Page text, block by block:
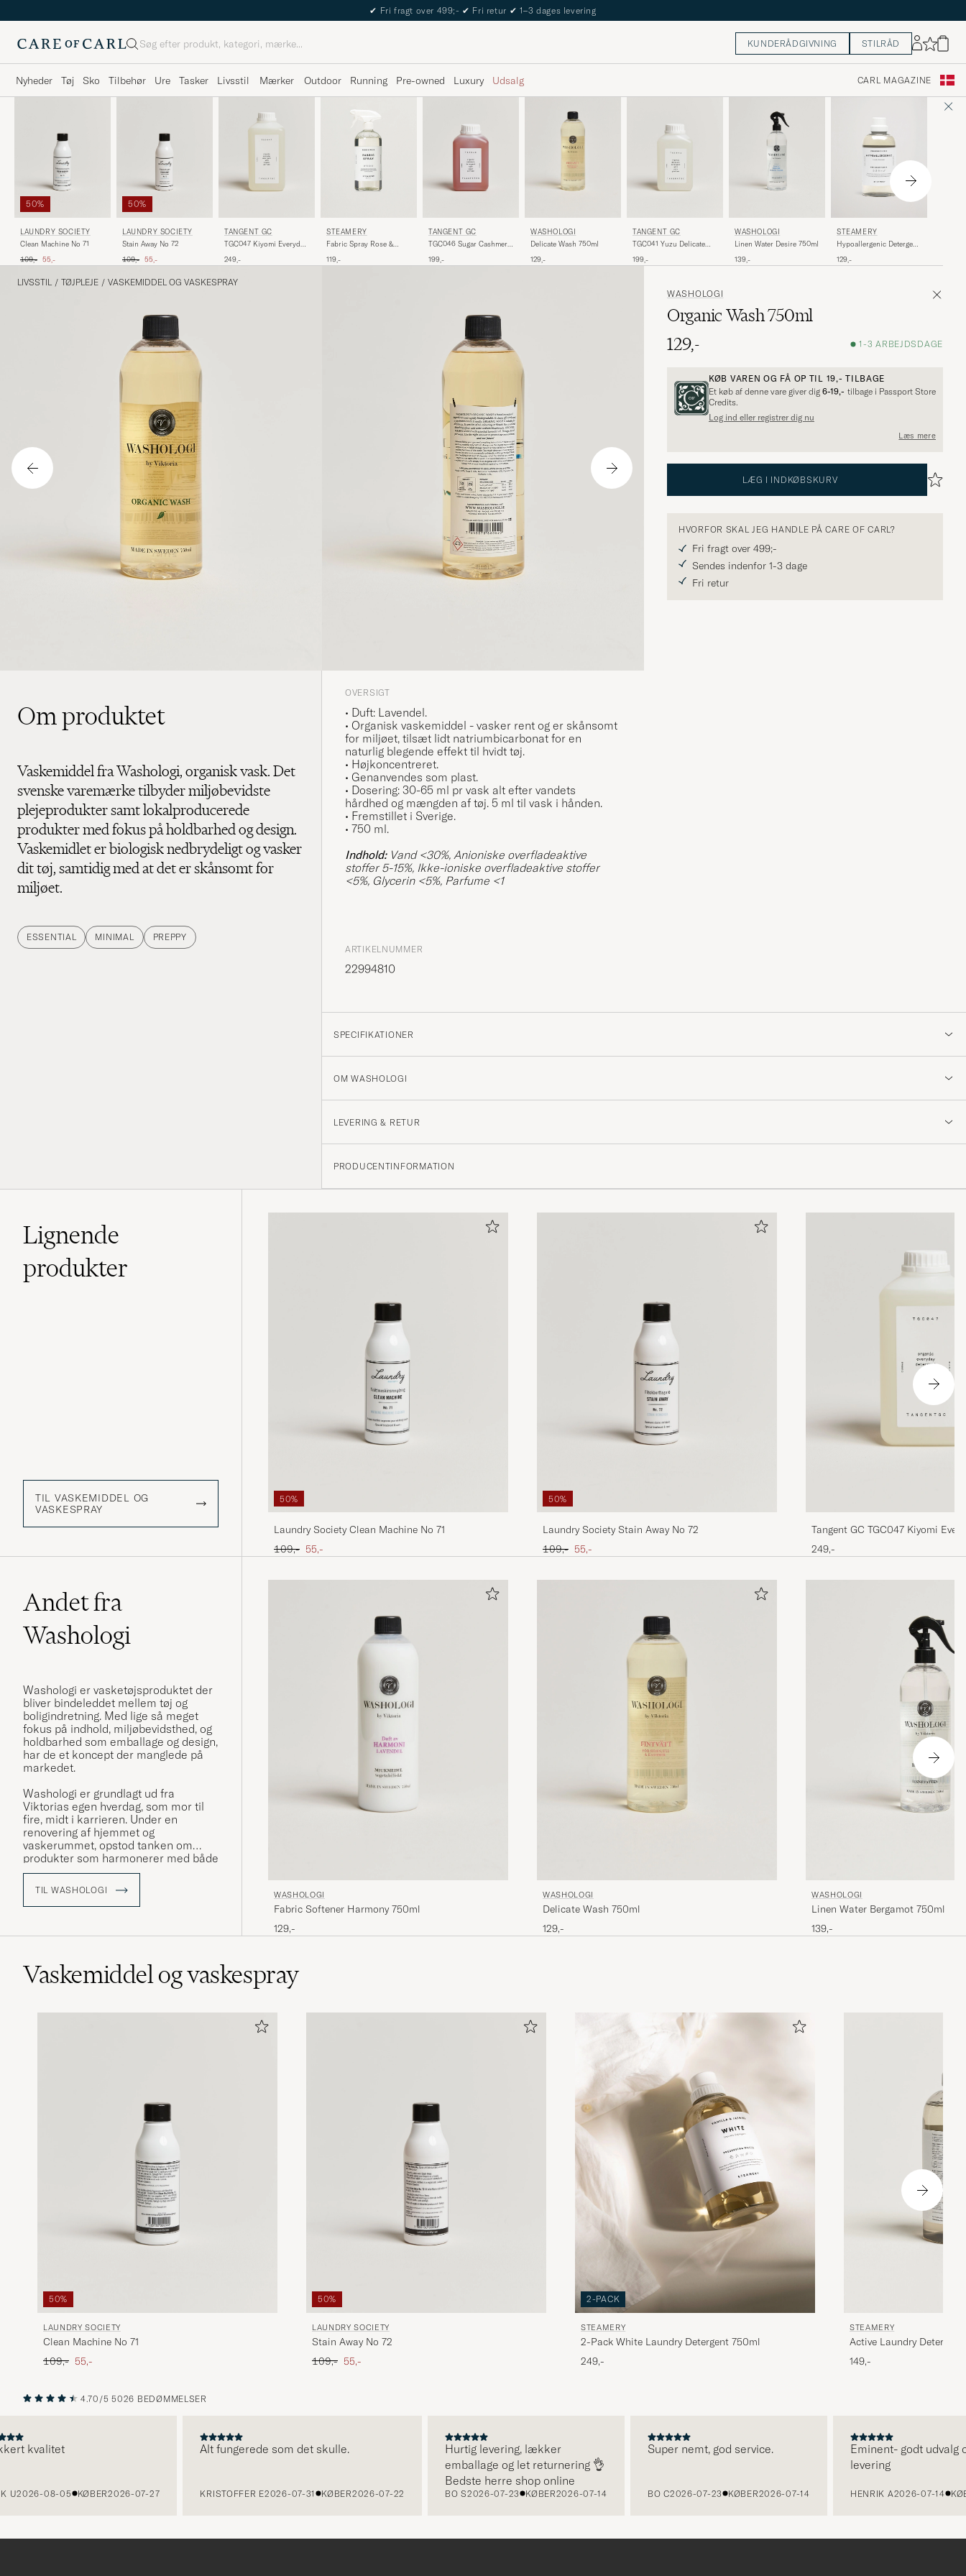
✔ Fri fragt over 499;- ✔ Fri retur ✔ 1–3 dages levering
Søg KUNDERÅDGIVNING STILRÅD
Nyheder Tøj Sko Tilbehør Ure Tasker Livsstil Mærker Outdoor Running Pre-owned Luxury Udsalg CARL MAGAZINE
50%
LAUNDRY SOCIETY
Clean Machine No 71
Ordinary pris
109,- Nedsat pris
55,-
50%
LAUNDRY SOCIETY
Stain Away No 72
Ordinary pris
109,- Nedsat pris
55,-
TANGENT GC
TGC047 Kiyomi Everyday
249,-
STEAMERY
Fabric Spray Rose &
119,-
TANGENT GC
TGC046 Sugar Cashmere
199,-
WASHOLOGI
Delicate Wash 750ml
129,-
TANGENT GC
TGC041 Yuzu Delicate
199,-
WASHOLOGI
Linen Water Desire 750ml
139,-
STEAMERY
Hypoallergenic Detergent
129,-
LIVSSTIL / TØJPLEJE / VASKEMIDDEL OG VASKESPRAY
WASHOLOGI
Organic Wash 750ml
129,-
1-3 ARBEJDSDAGE
KØB VAREN OG FÅ OP TIL 19,- TILBAGE
Et køb af denne vare giver dig 6-19,- tilbage i Passport Store
Credits.
Log ind eller registrer dig nu
Læs mere
LÆG I INDKØBSKURV
HVORFOR SKAL JEG HANDLE PÅ CARE OF CARL?
Fri fragt over 499;-
Sendes indenfor 1-3 dage
Fri retur
Om produktet
Vaskemiddel fra Washologi, organisk vask. Det
svenske varemærke tilbyder miljøbevidste
plejeprodukter samt lokalproducerede
produkter med fokus på holdbarhed og design.
Vaskemidlet er biologisk nedbrydeligt og vasker
dit tøj, samtidig med at det er skånsomt for
miljøet.
ESSENTIAL MINIMAL PREPPY
OVERSIGT
• Duft: Lavendel.
• Organisk vaskemiddel - vasker rent og er skånsomt
for miljøet, tilsæt lidt natriumbicarbonat for en
naturlig blegende effekt til hvidt tøj.
• Højkoncentreret.
• Genanvendes som plast.
• Dosering: 30-65 ml pr vask alt efter vandets
hårdhed og mængden af tøj. 5 ml til vask i hånden.
• Fremstillet i Sverige.
• 750 ml.
Indhold:Vand <30%, Anioniske overfladeaktive
stoffer 5-15%, Ikke-ioniske overfladeaktive stoffer
<5%, Glycerin <5%, Parfume <1
ARTIKELNUMMER
22994810
SPECIFIKATIONER
OM WASHOLOGI
LEVERING & RETUR
PRODUCENTINFORMATION
Lignende
produkter
TIL VASKEMIDDEL OG
VASKESPRAY
50%
Laundry Society Clean Machine No 71
Ordinary pris
109,- Nedsat pris
55,-
50%
Laundry Society Stain Away No 72
Ordinary pris
109,- Nedsat pris
55,-
Tangent GC TGC047 Kiyomi
249,-
Andet fra
Washologi
Washologi er vasketøjsproduktet der
bliver bindeleddet mellem tøj og
boligindretning. Med lige så meget
fokus på indhold, miljøbevidsthed, og
holdbarhed som emballage og design,
har de et koncept der manglede på
markedet.
Washologi er grundlagt ud fra
Viktorias egen hverdag, som mor til
fire, midt i karrieren. Under en
renovering af hjemmet og
vaskerummet, opstod tanken om
produkter som harmonerer med både
funktion, effektivitet og æstetik.
TIL WASHOLOGI WASHOLOGI
Fabric Softener Harmony 750ml
129,-
WASHOLOGI
Delicate Wash 750ml
129,-
WASHOLOGI
Linen Water Bergamot 750ml
139,-
Vaskemiddel og vaskespray
50%
LAUNDRY SOCIETY
Clean Machine No 71
Ordinary pris
109,- Nedsat pris
55,-
50%
LAUNDRY SOCIETY
Stain Away No 72
Ordinary pris
109,- Nedsat pris
55,-
2-PACK
STEAMERY
2-Pack White Laundry Detergent 750ml
249,-
STEAMERY
Active Laundry
149,-
FORRIGE
4.70/5 5026 BEDØMMELSER
kvalitet
2026-08-05 KØBER 2026-07-27
Alt fungerede som det skulle.
KRISTOFFER E2026-07-31 KØBER2026-07-22
Hurtig levering, lækker
emballage og let returnering 👌
Bedste herre shop online
BO S2026-07-23 KØBER2026-07-14
Super nemt, god service.
BO C2026-07-23 KØBER 2026-07-14
Eminent- godt udvalg
levering
HENRIK A2026-07-14